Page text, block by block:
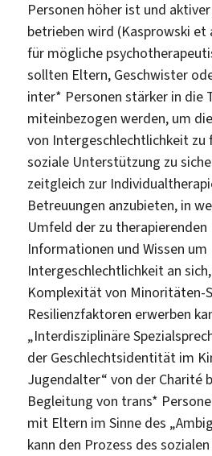
Personen höher ist und
betrieben wird (Kasprowski et
für mögliche
sollten Eltern, Geschwister
inter* Personen stärker in die
miteinbezogen werden, um
von Intergeschlechtlichkeit
soziale Unterstützung zu
zeitgleich zur
Betreuungen anzubieten, in
Umfeld der zu therapierenden
Informationen und Wissen um
Intergeschlechtlichkeit an
Komplexität von Minoritäten-
Resilienzfaktoren erwerben
„Interdisziplinäre
der Geschlechtsidentität im
Jugendalter“ von der Charité
Begleitung von trans*
mit Eltern im Sinne des
kann den Prozess des